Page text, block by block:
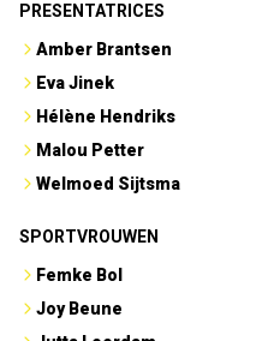
PRESENTATRICES
Amber Brantsen
Eva Jinek
Hélène Hendriks
Malou Petter
Welmoed Sijtsma
SPORTVROUWEN
Femke Bol
Joy Beune